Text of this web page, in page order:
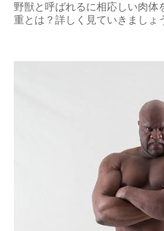
野獣と呼ばれるに相応しい肉体
重とは？詳しく見ていきましょ